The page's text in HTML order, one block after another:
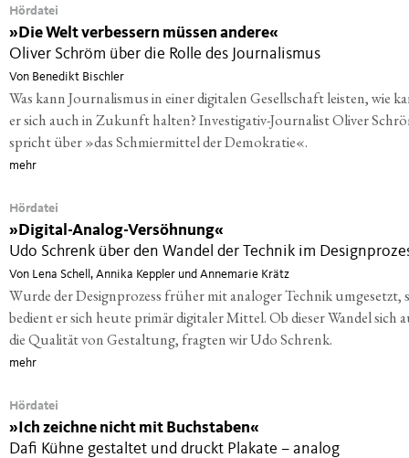
Hördatei
» Die Welt verbessern müssen andere«
Oliver Schröm über die Rolle des Journalismus
Von Benedikt Bischler
Was kann Journalismus in einer digitalen Gesellschaft leisten, wie
er sich auch in Zukunft halten? Investigativ-Journalist Oliver
spricht über »das Schmiermittel der Demokratie«.
mehr
Hördatei
» Digital-Analog-Versöhnung«
Udo Schrenk über den Wandel der Technik im
Von Lena Schell, Annika Keppler und Annemarie Krätz
Wurde der Designprozess früher mit analoger Technik umgesetzt,
bedient er sich heute primär digitaler Mittel. Ob dieser Wandel sich
die Qualität von Gestaltung, fragten wir Udo Schrenk.
mehr
Hördatei
» Ich zeichne nicht mit Buchstaben«
Dafi Kühne gestaltet und druckt Plakate – analog